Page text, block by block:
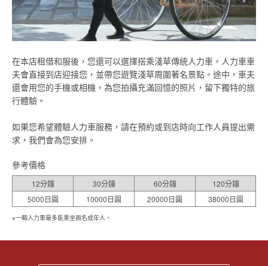
在本店租借和服後，您還可以選擇搭乘淺草傳統人力車。人力車車
夫會直接到店迎接您，並帶您遊覽淺草周圍著名景點。途中，車夫
還會用您的手機或相機，為您拍攝充滿回憶的照片，留下獨特的旅
行體驗。
如果您希望體驗人力車服務，請在預約或到店時向工作人員提出需
求，我們會為您安排。
參考價格
12分鐘
5000日圓
30分鐘
10000日圓
60分鐘
20000日圓
120分鐘
38000日圓
※一輛人力車最多能乘坐兩名成年人。